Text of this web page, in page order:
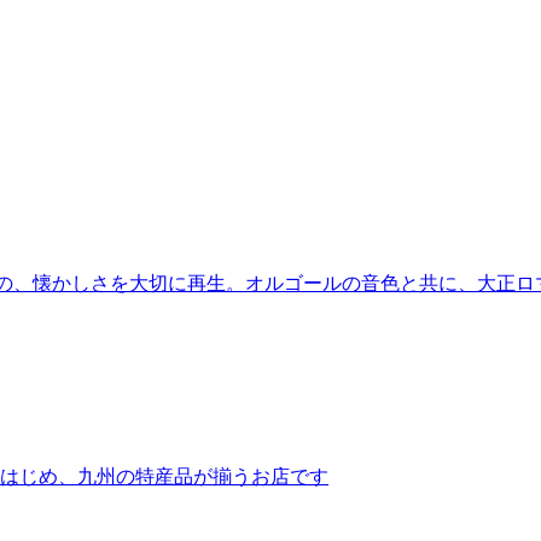
、懐かしさを大切に再生。オルゴールの音色と共に、大正
じめ、九州の特産品が揃うお店です